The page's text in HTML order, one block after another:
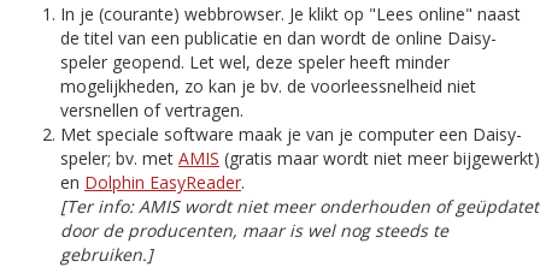
In je (courante) webbrowser. Je klikt op "Lees online" naast
de titel van een publicatie en dan wordt de online Daisy-
speler geopend. Let wel, deze speler heeft minder
mogelijkheden, zo kan je bv. de voorleessnelheid niet
versnellen of vertragen.
Met speciale software maak je van je computer een Daisy-
speler; bv. met AMIS (gratis maar wordt niet meer bijgewerkt)
en Dolphin EasyReader.
[Ter info: AMIS wordt niet meer onderhouden of geüpdatet
door de producenten, maar is wel nog steeds te
gebruiken.]